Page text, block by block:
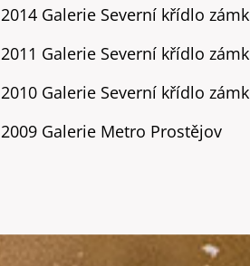
2014 Galerie Severní křídlo
2011 Galerie Severní křídlo
2010 Galerie Severní křídlo
2009 Galerie Metro Prostějov